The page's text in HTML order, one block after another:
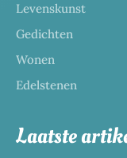
Levenskunst
Gedichten
Wonen
Edelstenen
Laatste